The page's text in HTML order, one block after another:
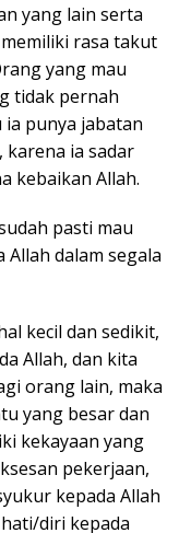
yang lain serta
rasa takut
yang mau
tidak pernah
punya jabatan
ia sadar
kebaikan Allah.
pasti mau
dalam segala
kecil dan sedikit,
Allah, dan kita
orang lain, maka
yang besar dan
kekayaan yang
pekerjaan,
kepada Allah
diri kepada